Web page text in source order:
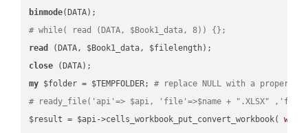
binmode
# while( read (DATA, $Book1_data, 8)) {};
read
close
my $folder = $TEMPFOLDER; # replace NULL with a proper
# ready_file('api'=> $api, 'file'=>$name + ".XLSX"
$result = $api->cells_workbook_put_convert_workbook(